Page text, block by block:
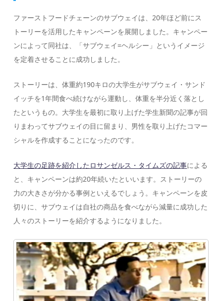
ファーストフードチェーンのサブウェイは、20年ほど前にス
トーリーを活用したキャンペーンを展開しました。キャンペー
ンによって同社は、「サブウェイ=ヘルシー」というイメージ
を定着させることに成功しました。
ストーリーは、体重約190キロの大学生がサブウェイ・サンド
イッチを1年間食べ続けながら運動し、体重を半分近く落とし
たというもの。大学生を最初に取り上げた学生新聞の記事が回
りまわってサブウェイの目に留まり、男性を取り上げたコマー
シャルを作成することになったのです。
大学生の足跡を紹介したロサンゼルス・タイムズの記事による
と、キャンペーンは約20年続いたといいます。ストーリーの
力の大きさが分かる事例といえるでしょう。キャンペーンを皮
切りに、サブウェイは自社の商品を食べながら減量に成功した
人々のストーリーを紹介するようになりました。